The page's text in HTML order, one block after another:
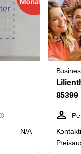
N/A
85399